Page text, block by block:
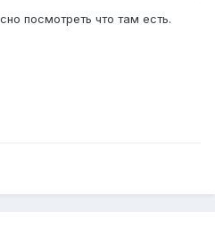
посмотреть что там есть.